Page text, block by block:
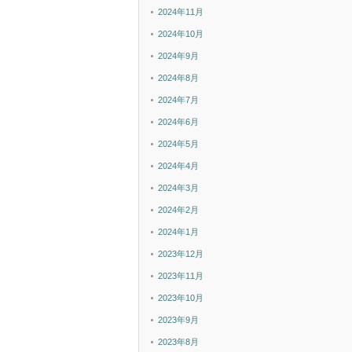
2024年11月
2024年10月
2024年9月
2024年8月
2024年7月
2024年6月
2024年5月
2024年4月
2024年3月
2024年2月
2024年1月
2023年12月
2023年11月
2023年10月
2023年9月
2023年8月